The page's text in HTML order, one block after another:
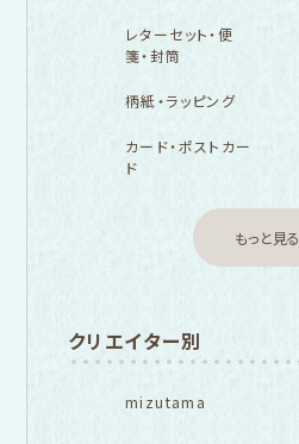
レターセット・便
箋・封筒
柄紙・ラッピング
カード・ポストカー
ド
もっと見る
クリエイター別
mizutama